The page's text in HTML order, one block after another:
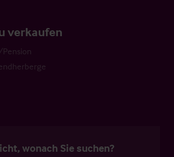
verkaufen
wonach Sie suchen?